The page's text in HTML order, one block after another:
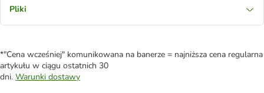
Pliki
*"Cena wcześniej" komunikowana na banerze = najniższa cena regularna
artykułu w ciągu ostatnich 30
dni. Warunki dostawy